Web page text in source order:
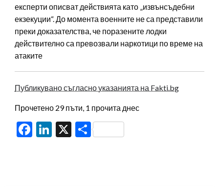
експерти описват действията като „извънсъдебни
екзекуции“. До момента военните не са представили
преки доказателства, че поразените лодки
действително са превозвали наркотици по време на
атаките
Публикувано съгласно указанията на Fakti.bg
Прочетено 29 пъти, 1 прочита днес
Facebook
LinkedIn
X Share